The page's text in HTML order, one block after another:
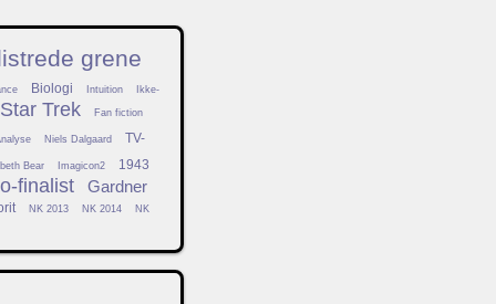
grene
Biologi Intuition Ikke-
Star Trek Fan fiction
Niels Dalgaard
TV-
Bear Imagicon2 1943
finalist
Gardner
NK 2013 NK 2014
NK